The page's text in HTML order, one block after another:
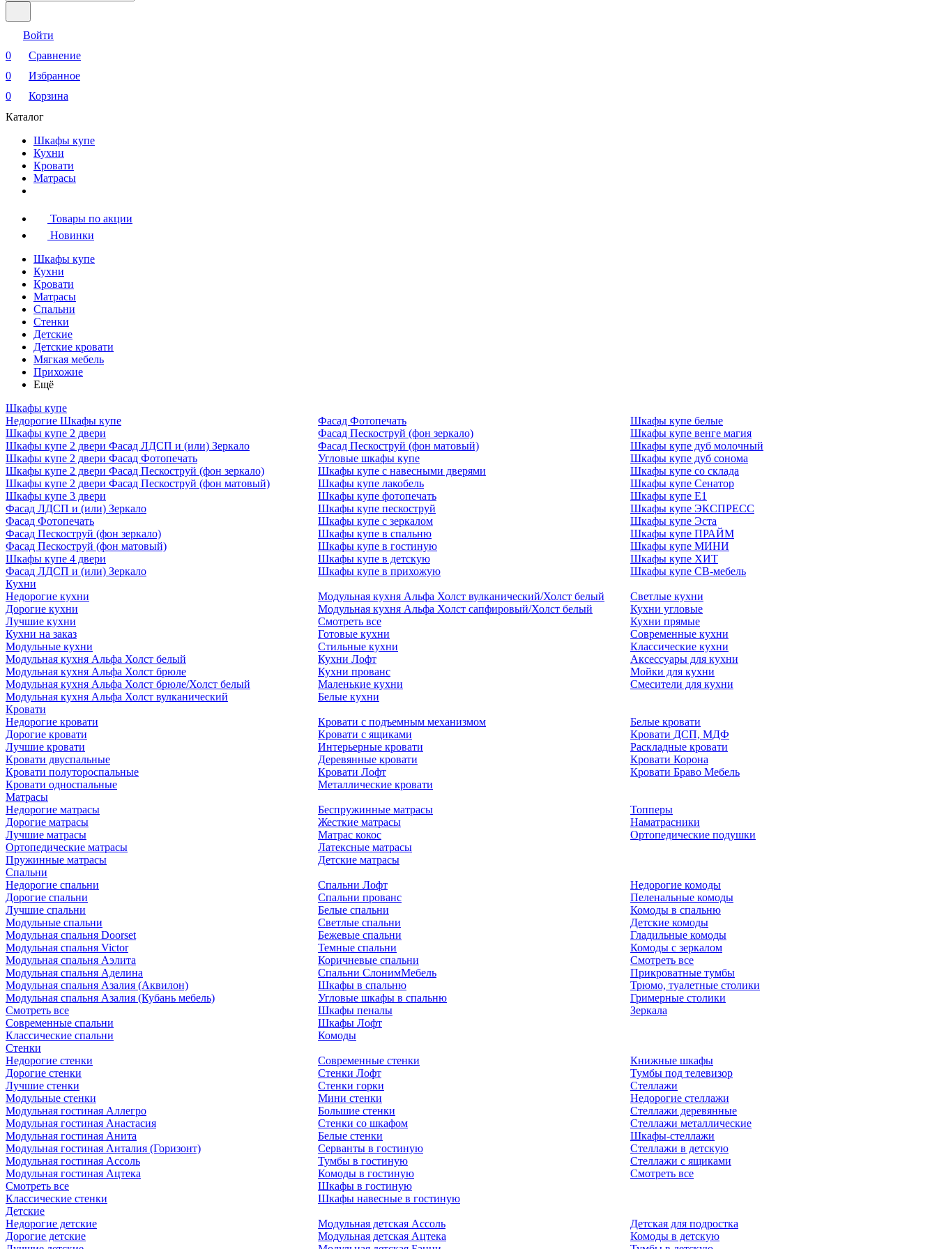
Войти
0
Сравнение
0
Избранное
0
Корзина
Каталог
Шкафы купе
Кухни
Кровати
Матрасы
Товары по акции
Новинки
Шкафы купе
Кухни
Кровати
Матрасы
Cпальни
Стенки
Детские
Детские кровати
Мягкая мебель
Прихожие
Ещё
Шкафы купе
Недорогие Шкафы купе
Шкафы купе 2 двери
Шкафы купе 2 двери Фасад ЛДСП и (или) Зеркало
Шкафы купе 2 двери Фасад Фотопечать
Шкафы купе 2 двери Фасад Пескоструй (фон зеркало)
Шкафы купе 2 двери Фасад Пескоструй (фон матовый)
Шкафы купе 3 двери
Фасад ЛДСП и (или) Зеркало
Фасад Фотопечать
Фасад Пескоструй (фон зеркало)
Фасад Пескоструй (фон матовый)
Шкафы купе 4 двери
Фасад ЛДСП и (или) Зеркало
Фасад Фотопечать
Фасад Пескоструй (фон зеркало)
Фасад Пескоструй (фон матовый)
Угловые шкафы купе
Шкафы купе с навесными дверями
Шкафы купе лакобель
Шкафы купе фотопечать
Шкафы купе пескоструй
Шкафы купе с зеркалом
Шкафы купе в спальню
Шкафы купе в гостиную
Шкафы купе в детскую
Шкафы купе в прихожую
Шкафы купе белые
Шкафы купе венге магия
Шкафы купе дуб молочный
Шкафы купе дуб сонома
Шкафы купе со склада
Шкафы купе Сенатор
Шкафы купе Е1
Шкафы купе ЭКСПРЕСС
Шкафы купе Эста
Шкафы купе ПРАЙМ
Шкафы купе МИНИ
Шкафы купе ХИТ
Шкафы купе СВ-мебель
Кухни
Недорогие кухни
Дорогие кухни
Лучшие кухни
Кухни на заказ
Модульные кухни
Модульная кухня Альфа Холст белый
Модульная кухня Альфа Холст брюле
Модульная кухня Альфа Холст брюле/Холст белый
Модульная кухня Альфа Холст вулканический
Модульная кухня Альфа Холст вулканический/Холст белый
Модульная кухня Альфа Холст сапфировый/Холст белый
Смотреть все
Готовые кухни
Стильные кухни
Кухни Лофт
Кухни прованс
Маленькие кухни
Белые кухни
Светлые кухни
Кухни угловые
Кухни прямые
Современные кухни
Классические кухни
Аксессуары для кухни
Мойки для кухни
Смесители для кухни
Кровати
Недорогие кровати
Дорогие кровати
Лучшие кровати
Кровати двуспальные
Кровати полутороспальные
Кровати односпальные
Кровати с подъемным механизмом
Кровати с ящиками
Интерьерные кровати
Деревянные кровати
Кровати Лофт
Металлические кровати
Белые кровати
Кровати ДСП, МДФ
Раскладные кровати
Кровати Корона
Кровати Браво Мебель
Матрасы
Недорогие матрасы
Дорогие матрасы
Лучшие матрасы
Ортопедические матрасы
Пружинные матрасы
Беспружинные матрасы
Жесткие матрасы
Матрас кокос
Латексные матрасы
Детские матрасы
Топперы
Наматрасники
Ортопедические подушки
Cпальни
Недорогие спальни
Дорогие спальни
Лучшие спальни
Модульные спальни
Модульная спальня Doorset
Модульная спальня Victor
Модульная спальня Аэлита
Модульная спальня Аделина
Модульная спальня Азалия (Аквилон)
Модульная спальня Азалия (Кубань мебель)
Смотреть все
Современные спальни
Классические спальни
Спальни Лофт
Спальни прованс
Белые спальни
Светлые спальни
Бежевые спальни
Темные спальни
Коричневые спальни
Спальни СлонимМебель
Шкафы в спальню
Угловые шкафы в спальню
Шкафы пеналы
Шкафы Лофт
Комоды
Недорогие комоды
Пеленальные комоды
Комоды в спальню
Детские комоды
Гладильные комоды
Комоды с зеркалом
Смотреть все
Прикроватные тумбы
Трюмо, туалетные столики
Гримерные столики
Зеркала
Стенки
Недорогие стенки
Дорогие стенки
Лучшие стенки
Модульные стенки
Модульная гостиная Аллегро
Модульная гостиная Анастасия
Модульная гостиная Анита
Модульная гостиная Анталия (Горизонт)
Модульная гостиная Ассоль
Модульная гостиная Ацтека
Смотреть все
Классические стенки
Современные стенки
Стенки Лофт
Стенки горки
Мини стенки
Большие стенки
Стенки со шкафом
Белые стенки
Серванты в гостиную
Тумбы в гостиную
Комоды в гостиную
Шкафы в гостиную
Шкафы навесные в гостиную
Книжные шкафы
Тумбы под телевизор
Стеллажи
Недорогие стеллажи
Стеллажи деревянные
Стеллажи металлические
Шкафы-стеллажи
Стеллажи в детскую
Стеллажи с ящиками
Смотреть все
Детские
Недорогие детские
Дорогие детские
Модульная детская Ассоль
Модульная детская Ацтека
Детская для подростка
Комоды в детскую